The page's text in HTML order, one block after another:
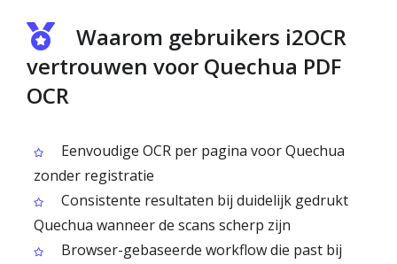
Waarom gebruikers i2OCR
vertrouwen voor Quechua PDF
OCR
Eenvoudige OCR per pagina voor Quechua
zonder registratie
Consistente resultaten bij duidelijk gedrukt
Quechua wanneer de scans scherp zijn
Browser-gebaseerde workflow die past bij